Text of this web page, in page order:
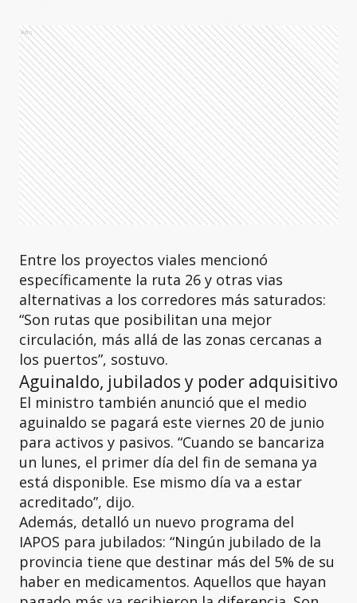
Ads
Entre los proyectos viales mencionó
específicamente la ruta 26 y otras vias
alternativas a los corredores más saturados:
“Son rutas que posibilitan una mejor
circulación, más allá de las zonas cercanas a
los puertos”, sostuvo.
Aguinaldo, jubilados y poder adquisitivo
El ministro también anunció que el medio
aguinaldo se pagará este viernes 20 de junio
para activos y pasivos. “Cuando se bancariza
un lunes, el primer día del fin de semana ya
está disponible. Ese mismo día va a estar
acreditado”, dijo.
Además, detalló un nuevo programa del
IAPOS para jubilados: “Ningún jubilado de la
provincia tiene que destinar más del 5% de su
haber en medicamentos. Aquellos que hayan